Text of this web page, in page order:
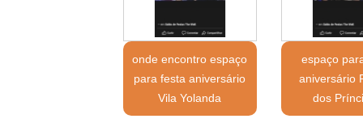
onde encontro espaço
para festa aniversário
Vila Yolanda
espaço
aniversário
dos